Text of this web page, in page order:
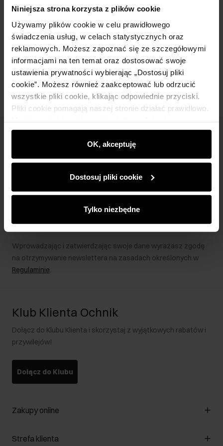
Niniejsza strona korzysta z plików cookie
Używamy plików cookie w celu prawidłowego
świadczenia usług, w celach statystycznych oraz
reklamowych. Możesz zapoznać się ze szczegółowymi
informacjami na ten temat oraz dostosować swoje
ustawienia prywatności wybierając „Dostosuj pliki
cookie”. Możesz również zaakceptować lub odrzucić
wszystkie pliki cookie, klikając odpowiednie przyciski.
Pliki cookie pomagają naszej stronie działać prawidłowo.
wyświetlać im dopasowane do ich preferencji treści,
rekomendacje oraz komunikaty reklamowe informujące o
najnowszych promocjach w e-sklepie. Informacje o tym,
partnerom społecznościowym, reklamowym i
analitycznym. Partnerzy mogą połączyć te informacje z
podczas korzystania z ich usług.
OK, akceptuję
Dostosuj pliki cookie
Tylko niezbędne
Szczegóły
Skład i wymiary
Opinie
Bądź na bieżąco z nowościami i promocjami!
Wprowadzając i zatwierdzając swoje dane wyrażasz zgodę
na otrzymywanie newslettera na zasadach określonych w
Regulaminie.
Klub Klienta Ochnik
Dołącz do Klubu Klienta i skorzystaj z wyjątkowych rabatów i
przywilejów!
Dołącz do Klubu
Zakupy online
Zarządzaj cookies
Strefa klienta